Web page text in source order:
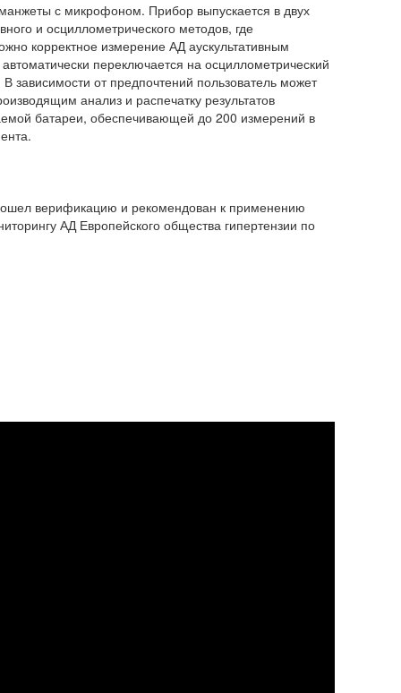
с микрофоном. Прибор выпускается в двух
и осциллометрического методов, где
корректное измерение АД аускультативным
переключается на осциллометрический
от предпочтений пользователь может
анализ и распечатку результатов
батареи, обеспечивающей до 200 измерений в
верификацию и рекомендован к применению
АД Европейского общества гипертензии по